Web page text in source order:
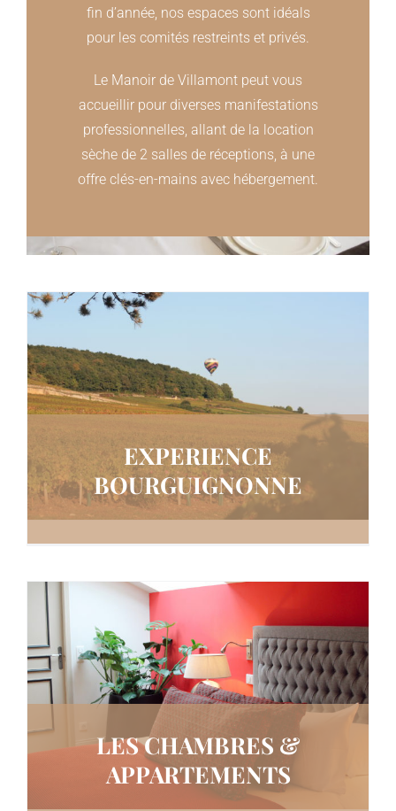
fin d’année, nos espaces sont idéals
pour les comités restreints et privés.
Le Manoir de Villamont peut vous
accueillir pour diverses manifestations
professionnelles, allant de la location
sèche de 2 salles de réceptions, à une
offre clés-en-mains avec hébergement.
EXPERIENCE
BOURGUIGNONNE
LES CHAMBRES &
APPARTEMENTS